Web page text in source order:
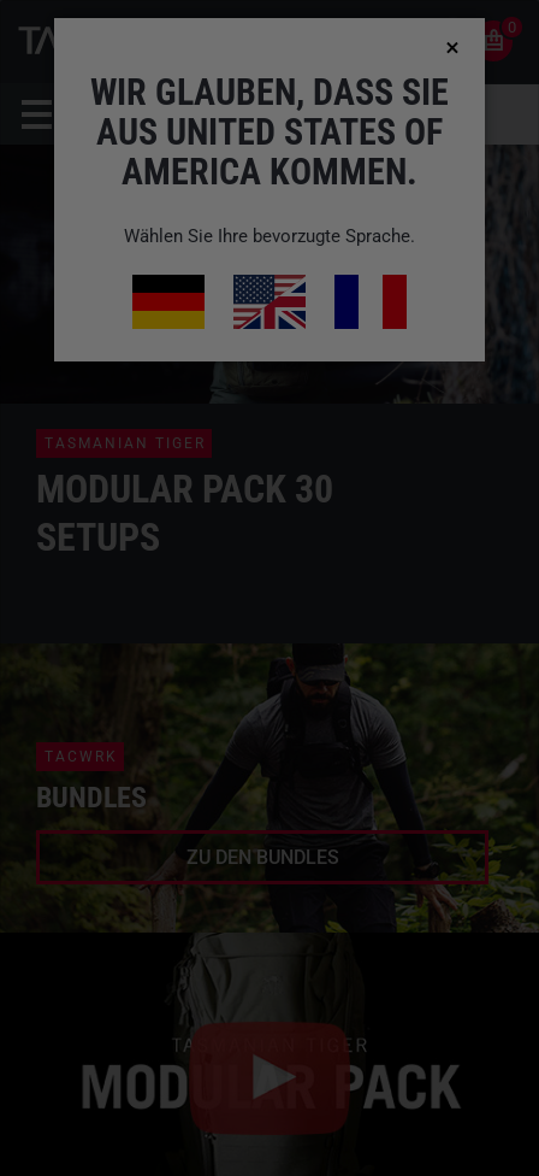
0
TASMANIAN TIGER
MODULAR PACK 30
SETUPS
TACWRK
BUNDLES
ZU DEN BUNDLES
WIR GLAUBEN, DASS SIE
AUS UNITED STATES OF
AMERICA KOMMEN.
Wählen Sie Ihre bevorzugte Sprache.